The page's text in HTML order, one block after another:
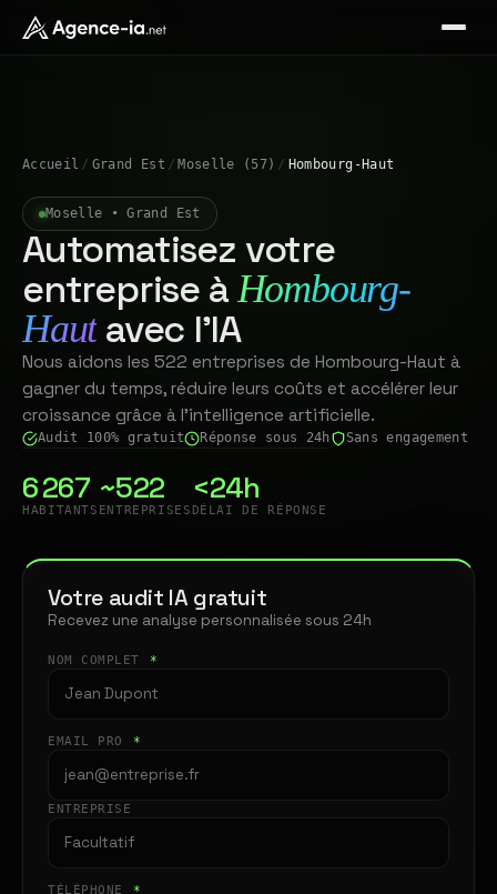
Accueil / Grand Est / Moselle (57) / Hombourg-Haut
Moselle • Grand Est
Automatisez votre
entreprise à Hombourg-
Haut avec l'IA
Nous aidons les 522 entreprises de Hombourg-Haut à
gagner du temps, réduire leurs coûts et accélérer leur
croissance grâce à l'intelligence artificielle.
Audit 100% gratuit Réponse sous 24h Sans engagement
6 267
HABITANTS
~522
ENTREPRISES
<24h
DÉLAI DE RÉPONSE
Votre audit IA gratuit
Recevez une analyse personnalisée sous 24h
NOM COMPLET *
EMAIL PRO *
ENTREPRISE
TÉLÉPHONE *